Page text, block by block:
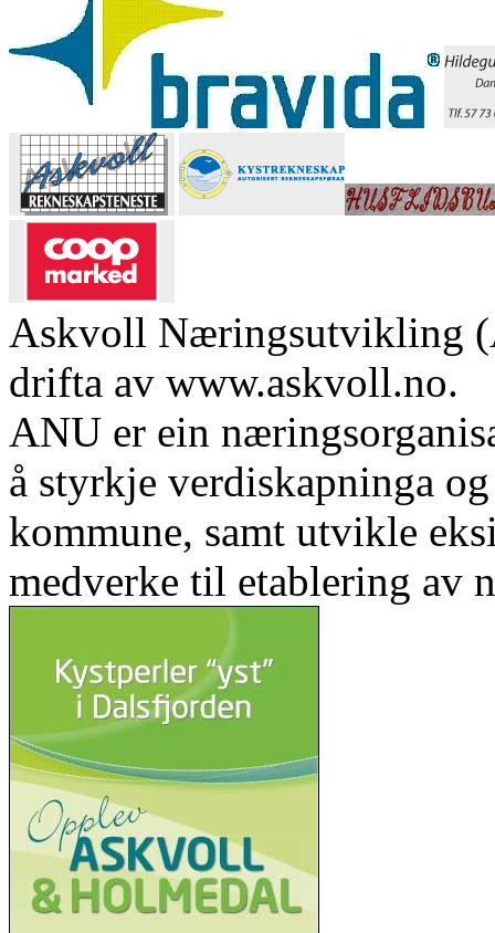
Askvoll Næringsutvikling
drifta av www.askvoll.no.
ANU er ein
å styrkje verdiskapninga
kommune, samt utvikle
medverke til etablering av